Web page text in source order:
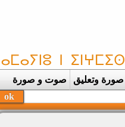
صورة وتعليق صوت و صورة